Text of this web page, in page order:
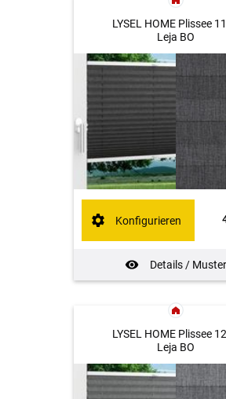
LYSEL HOME Plissee
Leja BO
Details / Muster
Konfigurieren
LYSEL HOME Plissee
Leja BO